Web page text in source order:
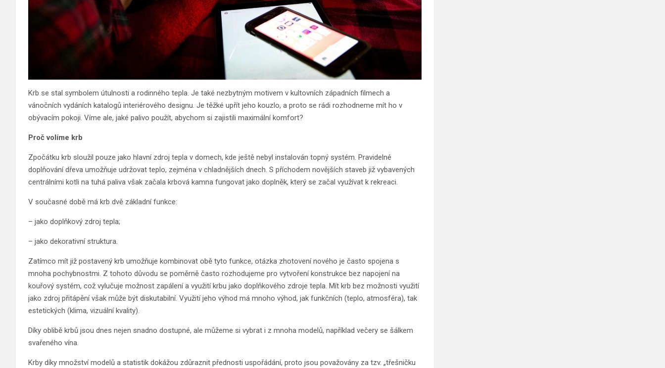
Krb se stal symbolem útulnosti a rodinného tepla. Je také nezbytným motivem v kultovních západních filmech a
vánočních vydáních katalogů interiérového designu. Je těžké upřít jeho kouzlo, a proto se rádi rozhodneme mít ho v
obývacím pokoji. Víme ale, jaké palivo použít, abychom si zajistili maximální komfort?
Proč volíme krb
Zpočátku krb sloužil pouze jako hlavní zdroj tepla v domech, kde ještě nebyl instalován topný systém. Pravidelné
doplňování dřeva umožňuje udržovat teplo, zejména v chladnějších dnech. S příchodem novějších staveb již vybavených
centrálními kotli na tuhá paliva však začala krbová kamna fungovat jako doplněk, který se začal využívat k rekreaci.
V současné době má krb dvě základní funkce:
– jako doplňkový zdroj tepla;
– jako dekorativní struktura.
Zatímco mít již postavený krb umožňuje kombinovat obě tyto funkce, otázka zhotovení nového je často spojena s
mnoha pochybnostmi. Z tohoto důvodu se poměrně často rozhodujeme pro vytvoření konstrukce bez napojení na
kouřový systém, což vylučuje možnost zapálení a využití krbu jako doplňkového zdroje tepla. Mít krb bez možnosti využití
jako zdroj přitápění však může být diskutabilní. Využití jeho výhod má mnoho výhod, jak funkčních (teplo, atmosféra), tak
estetických (klima, vizuální kvality).
Díky oblibě krbů jsou dnes nejen snadno dostupné, ale můžeme si vybrat i z mnoha modelů, například večery se šálkem
svařeného vína.
Krby díky množství modelů a statistik dokážou zdůraznit přednosti uspořádání, proto jsou považovány za tzv. „třešničku